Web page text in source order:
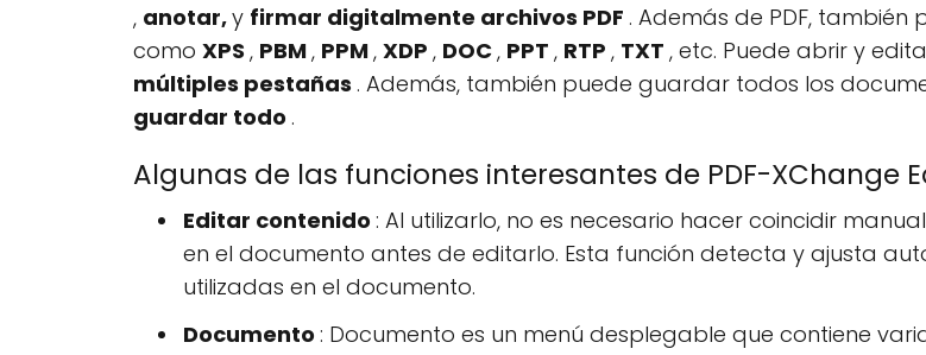
, anotar,y firmar digitalmente archivos PDF . Además de PDF,
como XPS , PBM, PPM, XDP , DOC, PPT , RTP , TXT , etc. Puede abrir y
múltiples pestañas . Además, también puede guardar todos los
guardar todo .
Algunas de las funciones interesantes de PDF-XChange
Editar contenido : Al utilizarlo, no es necesario hacer coincidir
en el documento antes de editarlo. Esta función detecta y ajusta
utilizadas en el documento.
Documento : Documento es un menú desplegable que contiene